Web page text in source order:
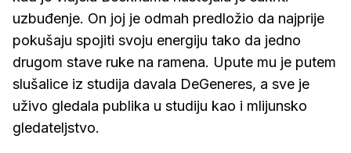
uzbuđenje. On joj je odmah predložio da najprije
pokušaju spojiti svoju energiju tako da jedno
drugom stave ruke na ramena. Upute mu je putem
slušalice iz studija davala DeGeneres, a sve je
uživo gledala publika u studiju kao i mlijunsko
gledateljstvo.